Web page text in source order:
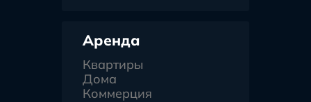
Аренда
Квартиры
Дома
Коммерция